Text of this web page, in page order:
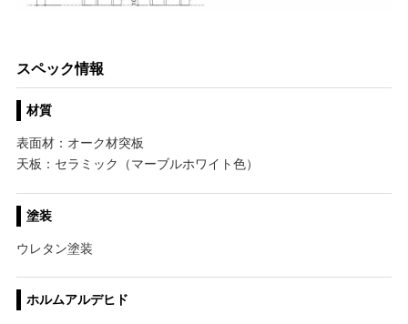
スペック情報
材質
表面材：オーク材突板
天板：セラミック（マーブルホワイト色）
塗装
ウレタン塗装
ホルムアルデヒド